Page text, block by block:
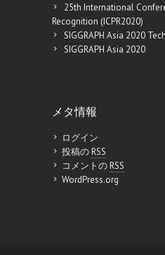
25th International
Recognition (ICPR2020)
SIGGRAPH Asia 2020
SIGGRAPH Asia 2020
メタ情報
ログイン
投稿のRSS
コメントのRSS
WordPress.org